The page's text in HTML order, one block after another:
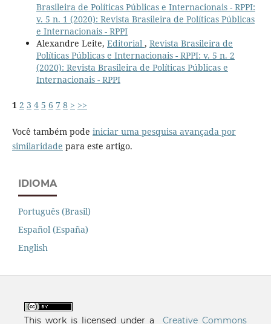
Brasileira de Políticas Públicas e Internacionais - RPPI:
v. 5 n. 1 (2020): Revista Brasileira de Políticas Públicas
e Internacionais - RPPI
Alexandre Leite, Editorial , Revista Brasileira de
Políticas Públicas e Internacionais - RPPI: v. 5 n. 2
(2020): Revista Brasileira de Políticas Públicas e
Internacionais - RPPI
1 2 3 4 5 6 7 8 > >>
Você também pode iniciar uma pesquisa avançada por
similaridade para este artigo.
IDIOMA
Português (Brasil)
Español (España)
English
This work is licensed under aCreative Commons